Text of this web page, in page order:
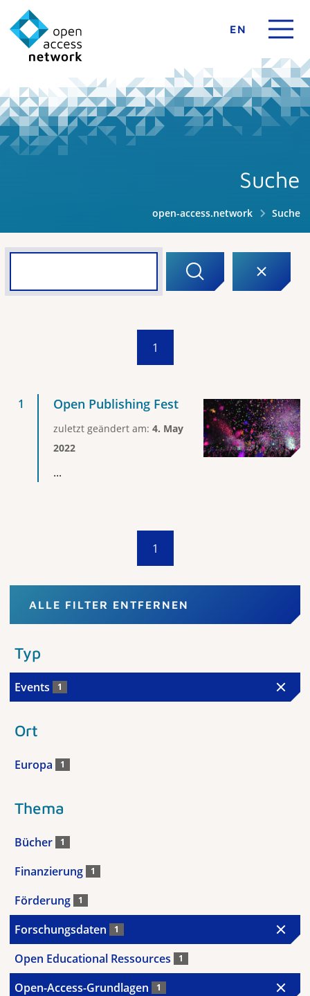
EN
Suche
open-access.network Suche
1
Open Publishing Fest
zuletzt geändert am: 4. May
2022
...
1
ALLE FILTER ENTFERNEN
Typ
Events 1
Ort
Europa 1
Thema
Bücher 1
Finanzierung 1
Förderung 1
Forschungsdaten 1
Open Educational Ressources 1
Open-Access-Grundlagen 1